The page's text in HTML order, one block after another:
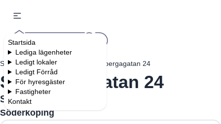
Startsida
Lediga lägenheter
Ledigt lokaler
Ledigt Förråd
För hyresgäster
Fastigheter
Kontakt
Startsida Fastigheter Skönbergagatan 24
Skönbergagatan 24
Söderköping
Söderköping